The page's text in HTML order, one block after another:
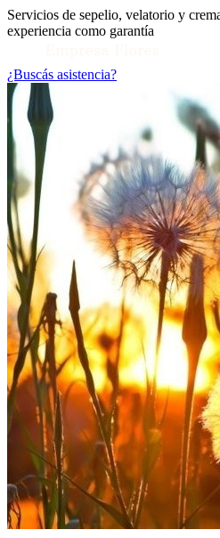
Servicios de sepelio, velatorio y
experiencia como garantía
Toggle Conocenos submenu
¿Buscás asistencia?